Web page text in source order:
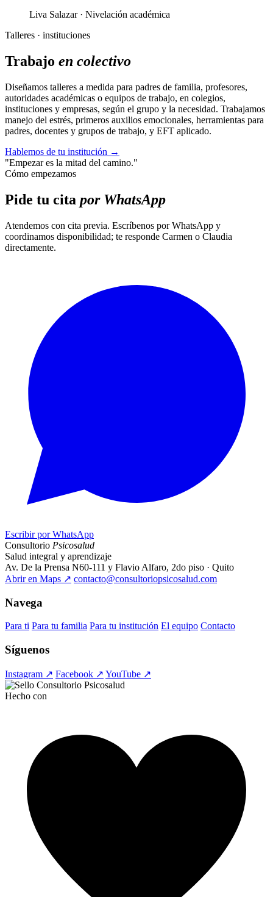
Liva Salazar · Nivelación académica
Talleres · instituciones
Trabajo en colectivo
Diseñamos talleres a medida para padres de familia, profesores,
autoridades académicas o equipos de trabajo, en colegios,
instituciones y empresas, según el grupo y la necesidad. Trabajamos
manejo del estrés, primeros auxilios emocionales, herramientas para
padres, docentes y grupos de trabajo, y EFT aplicado.
Hablemos de tu institución →
"Empezar es la mitad del camino."
Cómo empezamos
Pide tu cita por WhatsApp
Atendemos con cita previa. Escríbenos por WhatsApp y
coordinamos disponibilidad; te responde Carmen o Claudia
directamente.
Escribir por WhatsApp
Consultorio Psicosalud
Salud integral y aprendizaje
Av. De la Prensa N60-111 y Flavio Alfaro, 2do piso · Quito
Abrir en Maps ↗ contacto@consultoriopsicosalud.com
Navega
Para ti Para tu familia Para tu institución El equipo Contacto
Síguenos
Instagram ↗ Facebook ↗ YouTube ↗
Hecho con